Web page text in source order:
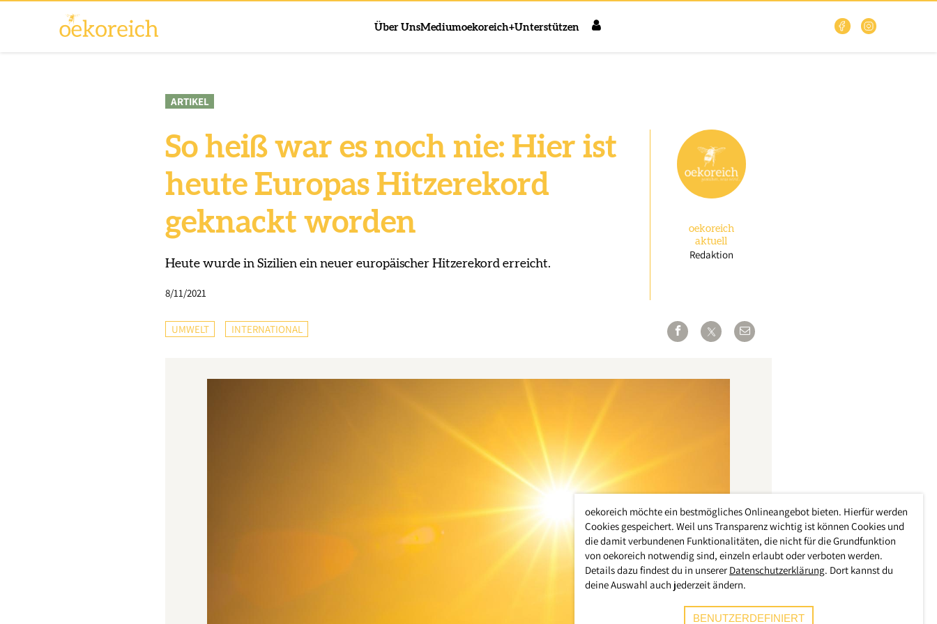
Über UnsMediumoekoreich+Unterstützen
ARTIKEL
So heiß war es noch nie: Hier ist
heute Europas Hitzerekord
geknackt worden
Heute wurde in Sizilien ein neuer europäischer Hitzerekord erreicht.
8/11/2021
oekoreich
aktuell
Redaktion
UMWELT INTERNATIONAL
oekoreich möchte ein bestmögliches Onlineangebot bieten. Hierfür werden
Cookies gespeichert. Weil uns Transparenz wichtig ist können Cookies und
die damit verbundenen Funktionalitäten, die nicht für die Grundfunktion
von oekoreich notwendig sind, einzeln erlaubt oder verboten werden.
Details dazu findest du in unserer Datenschutzerklärung. Dort kannst du
deine Auswahl auch jederzeit ändern.
BENUTZERDEFINIERT